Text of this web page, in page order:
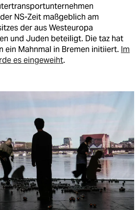
NS-Zeit maßgeblich am
der aus Westeuropa
und Juden beteiligt. Die taz hat
ein Mahnmal in Bremen initiiert. Im
es eingeweiht.